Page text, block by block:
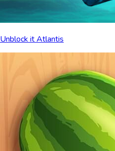
Unblock it Atlantis